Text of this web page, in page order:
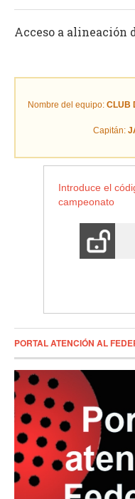
Acceso a alineación
Nombre del equipo: CLUB
Capitán:
Introduce el
campeonato
PORTAL ATENCIÓN AL